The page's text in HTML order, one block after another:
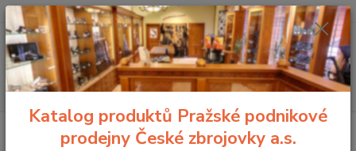
Menu
Hledat
+420 225 375 800
Dlouhé zbraně Kulovnice série CZ 600+
600 + LUX LIGHT 30-06 SPR
Katalog produktů Pražské podnikové
prodejny České zbrojovky a.s.